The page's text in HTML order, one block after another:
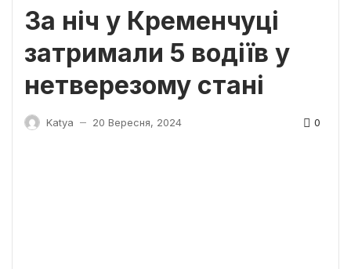
За ніч у Кременчуці
затримали 5 водіїв у
нетверезому стані
Katya — 20 Вересня, 2024 0